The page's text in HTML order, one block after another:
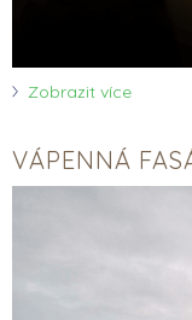
Zobrazit více
VÁPENNÁ